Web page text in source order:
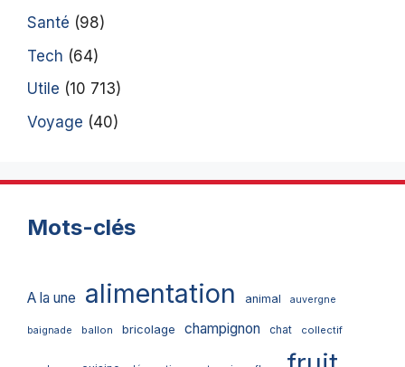
Santé (98)
Tech (64)
Utile (10 713)
Voyage (40)
Mots-clés
A la une alimentation animal auvergne
baignade ballon bricolage champignon chat collectif